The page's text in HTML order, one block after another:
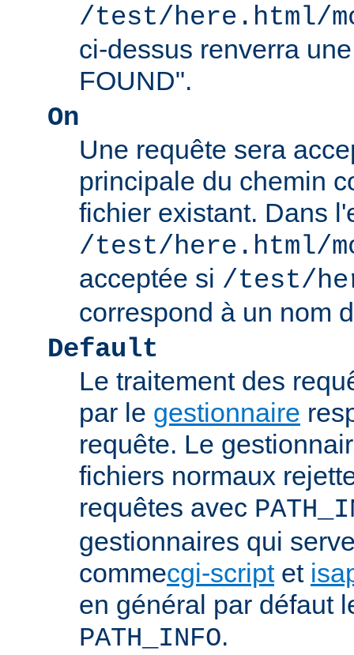
/test/here.html/
ci-dessus renverra
FOUND".
On
Une requête sera
principale du chemin
fichier existant. Dans
/test/here.html/
acceptée si /test/
correspond à un nom
Default
Le traitement des
par le gestionnaire
requête. Le
fichiers normaux
requêtes avec
gestionnaires qui
commecgi-scriptet
en général par défaut
PATH_INFO.